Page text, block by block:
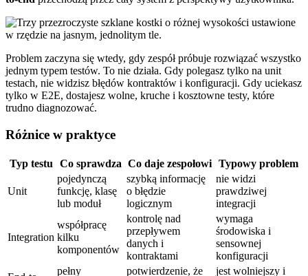
Problem zaczyna się wtedy, gdy zespół próbuje rozwiązać wszystko
jednym typem testów. To nie działa. Gdy polegasz tylko na unit
testach, nie widzisz błędów kontraktów i konfiguracji. Gdy uciekasz
tylko w E2E, dostajesz wolne, kruche i kosztowne testy, które
trudno diagnozować.
Różnice w praktyce
Typ testu Co sprawdza Co daje zespołowi Typowy problem
Unit
pojedynczą
funkcję, klasę
lub moduł
szybką informację
o błędzie
logicznym
nie widzi
prawdziwej
integracji
Integration
współpracę
kilku
komponentów
kontrolę nad
przepływem
danych i
kontraktami
wymaga
środowiska i
sensownej
konfiguracji
pełny potwierdzenie, że jest wolniejszy i